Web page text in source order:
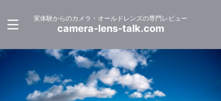
実体験からのカメラ・オールドレンズの専門レビュー
camera-lens-talk.com